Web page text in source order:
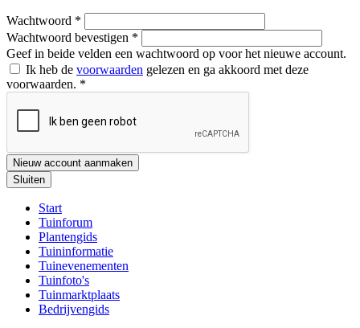
Wachtwoord *
Wachtwoord bevestigen *
Geef in beide velden een wachtwoord op voor het nieuwe account.
Ik heb de voorwaarden gelezen en ga akkoord met deze
voorwaarden. *
Nieuw account aanmaken
Sluiten
Start
Tuinforum
Plantengids
Tuininformatie
Tuinevenementen
Tuinfoto's
Tuinmarktplaats
Bedrijvengids